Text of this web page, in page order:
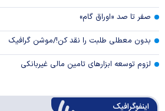
صفر تا صد «اوراق گام»
بدون معطلی طلبت را نقد کن!/موشن گرافیک
لزوم توسعه ابزارهای تامین مالی غیربانکی
اینفوگرافیک